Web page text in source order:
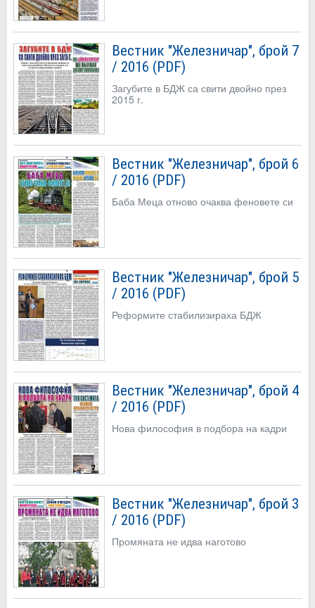
Вестник "Железничар", брой 7
/ 2016 (PDF)
Загубите в БДЖ са свити двойно през
2015 г.
Вестник "Железничар", брой 6
/ 2016 (PDF)
Баба Меца отново очаква феновете си
Вестник "Железничар", брой 5
/ 2016 (PDF)
Реформите стабилизираха БДЖ
Вестник "Железничар", брой 4
/ 2016 (PDF)
Нова философия в подбора на кадри
Вестник "Железничар", брой 3
/ 2016 (PDF)
Промяната не идва наготово